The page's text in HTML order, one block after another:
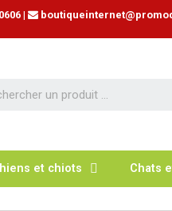
|
et chiots Chats